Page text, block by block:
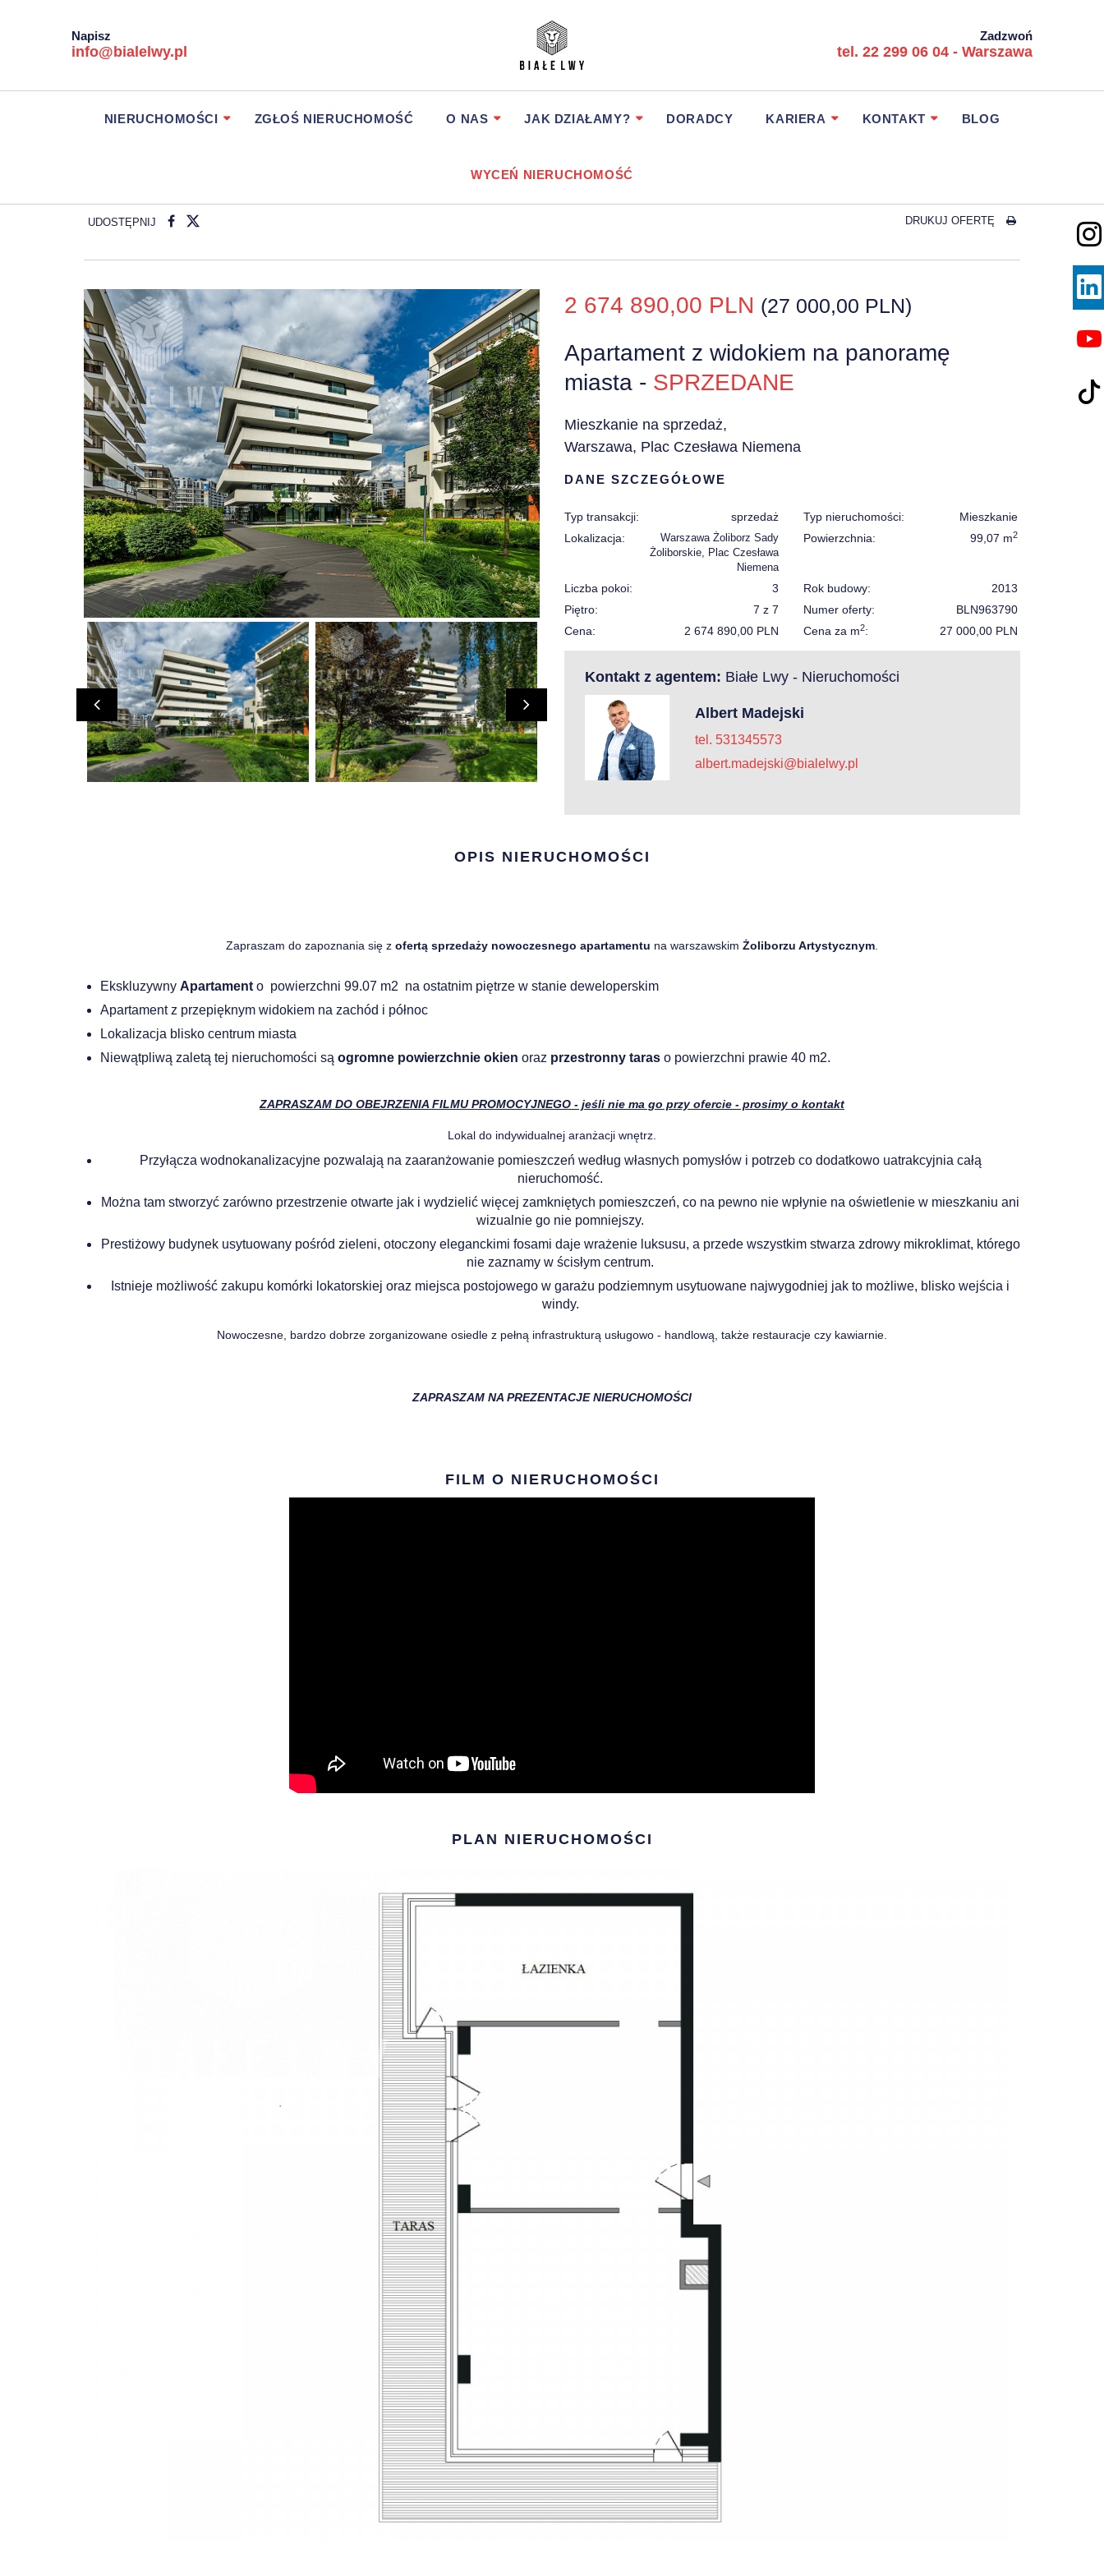
Napisz
info@bialelwy.pl
Zadzwoń
tel. 22 299 06 04 - Warszawa
NIERUCHOMOŚCI ZGŁOŚ NIERUCHOMOŚĆ O NAS JAK DZIAŁAMY? DORADCY KARIERA KONTAKT BLOG
WYCEŃ NIERUCHOMOŚĆ
UDOSTĘPNIJ DRUKUJ OFERTĘ
2 674 890,00 PLN (27 000,00 PLN)
Apartament z widokiem na panoramę
miasta - SPRZEDANE
Mieszkanie na sprzedaż,
Warszawa, Plac Czesława Niemena
DANE SZCZEGÓŁOWE
Typ transakcji: sprzedaż Typ nieruchomości:
Mieszkanie
Lokalizacja:
Warszawa Żoliborz Sady
Żoliborskie, Plac Czesława
Niemena
Powierzchnia: 99,07 m2
Liczba pokoi: 3 Rok budowy:
2013
Piętro:
7 z 7 Numer oferty:
BLN963790
Cena:
2 674 890,00 PLN Cena za m2: 27 000,00 PLN
Kontakt z agentem: Białe Lwy - Nieruchomości
Albert Madejski
tel. 531345573
albert.madejski@bialelwy.pl
OPIS NIERUCHOMOŚCI
Zapraszam do zapoznania się z ofertą sprzedaży nowoczesnego apartamentu na warszawskim Żoliborzu Artystycznym
Ekskluzywny Apartament o powierzchni 99.07 m2 na ostatnim piętrze w stanie deweloperskim
Apartament z przepięknym widokiem na zachód i północ
Lokalizacja blisko centrum miasta
Niewątpliwą zaletą tej nieruchomości są ogromne powierzchnie okien oraz przestronny taras o powierzchni prawie 40 m2.
ZAPRASZAM DO OBEJRZENIA FILMU PROMOCYJNEGO - jeśli nie ma go przy ofercie - prosimy o kontakt
Lokal do indywidualnej aranżacji wnętrz.
Przyłącza wodnokanalizacyjne pozwalają na zaaranżowanie pomieszczeń według własnych pomysłów i potrzeb co dodatkowo uatrakcyjnia całą
nieruchomość.
Można tam stworzyć zarówno przestrzenie otwarte jak i wydzielić więcej zamkniętych pomieszczeń, co na pewno nie wpłynie na oświetlenie w mieszkaniu ani
wizualnie go nie pomniejszy.
Prestiżowy budynek usytuowany pośród zieleni, otoczony eleganckimi fosami daje wrażenie luksusu, a przede wszystkim stwarza zdrowy mikroklimat, którego
nie zaznamy w ścisłym centrum.
Istnieje możliwość zakupu komórki lokatorskiej oraz miejsca postojowego w garażu podziemnym usytuowane najwygodniej jak to możliwe, blisko wejścia i
windy.
Nowoczesne, bardzo dobrze zorganizowane osiedle z pełną infrastrukturą usługowo - handlową, także restauracje czy kawiarnie.
ZAPRASZAM NA PREZENTACJE NIERUCHOMOŚCI
FILM O NIERUCHOMOŚCI
PLAN NIERUCHOMOŚCI